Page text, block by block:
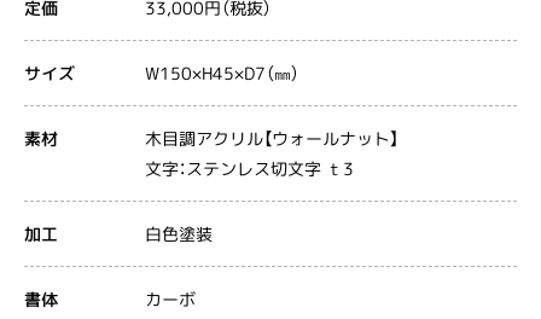
定価 33,000円（税抜）
サイズ W150×H45×D7（㎜）
素材 木目調アクリル【ウォールナット】
文字：ステンレス切文字 ｔ3
加工 白色塗装
書体 カーボ